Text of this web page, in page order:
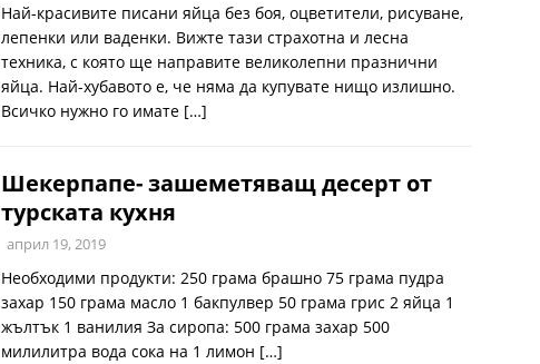
Най-красивите писани яйца без боя, оцветители, рисуване,
лепенки или ваденки. Вижте тази страхотна и лесна
техника, с която ще направите великолепни празнични
яйца. Най-хубавото е, че няма да купувате нищо излишно.
Всичко нужно го имате […]
Шекерпапе- зашеметяващ десерт от
турската кухня
април 19, 2019
Необходими продукти: 250 грама брашно 75 грама пудра
захар 150 грама масло 1 бакпулвер 50 грама грис 2 яйца 1
жълтък 1 ванилия За сиропа: 500 грама захар 500
милилитра вода сока на 1 лимон […]